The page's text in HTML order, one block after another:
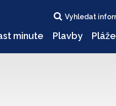
Vyhledat
minute Plavby Pláže